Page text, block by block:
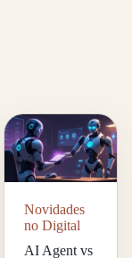
Novidades
no Digital
AI Agent vs